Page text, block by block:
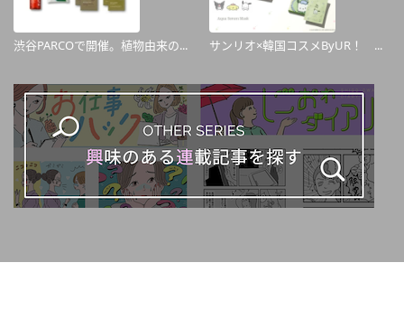
渋谷PARCOで開催。植物由来の... サンリオ×韓国コスメByUR！ ...